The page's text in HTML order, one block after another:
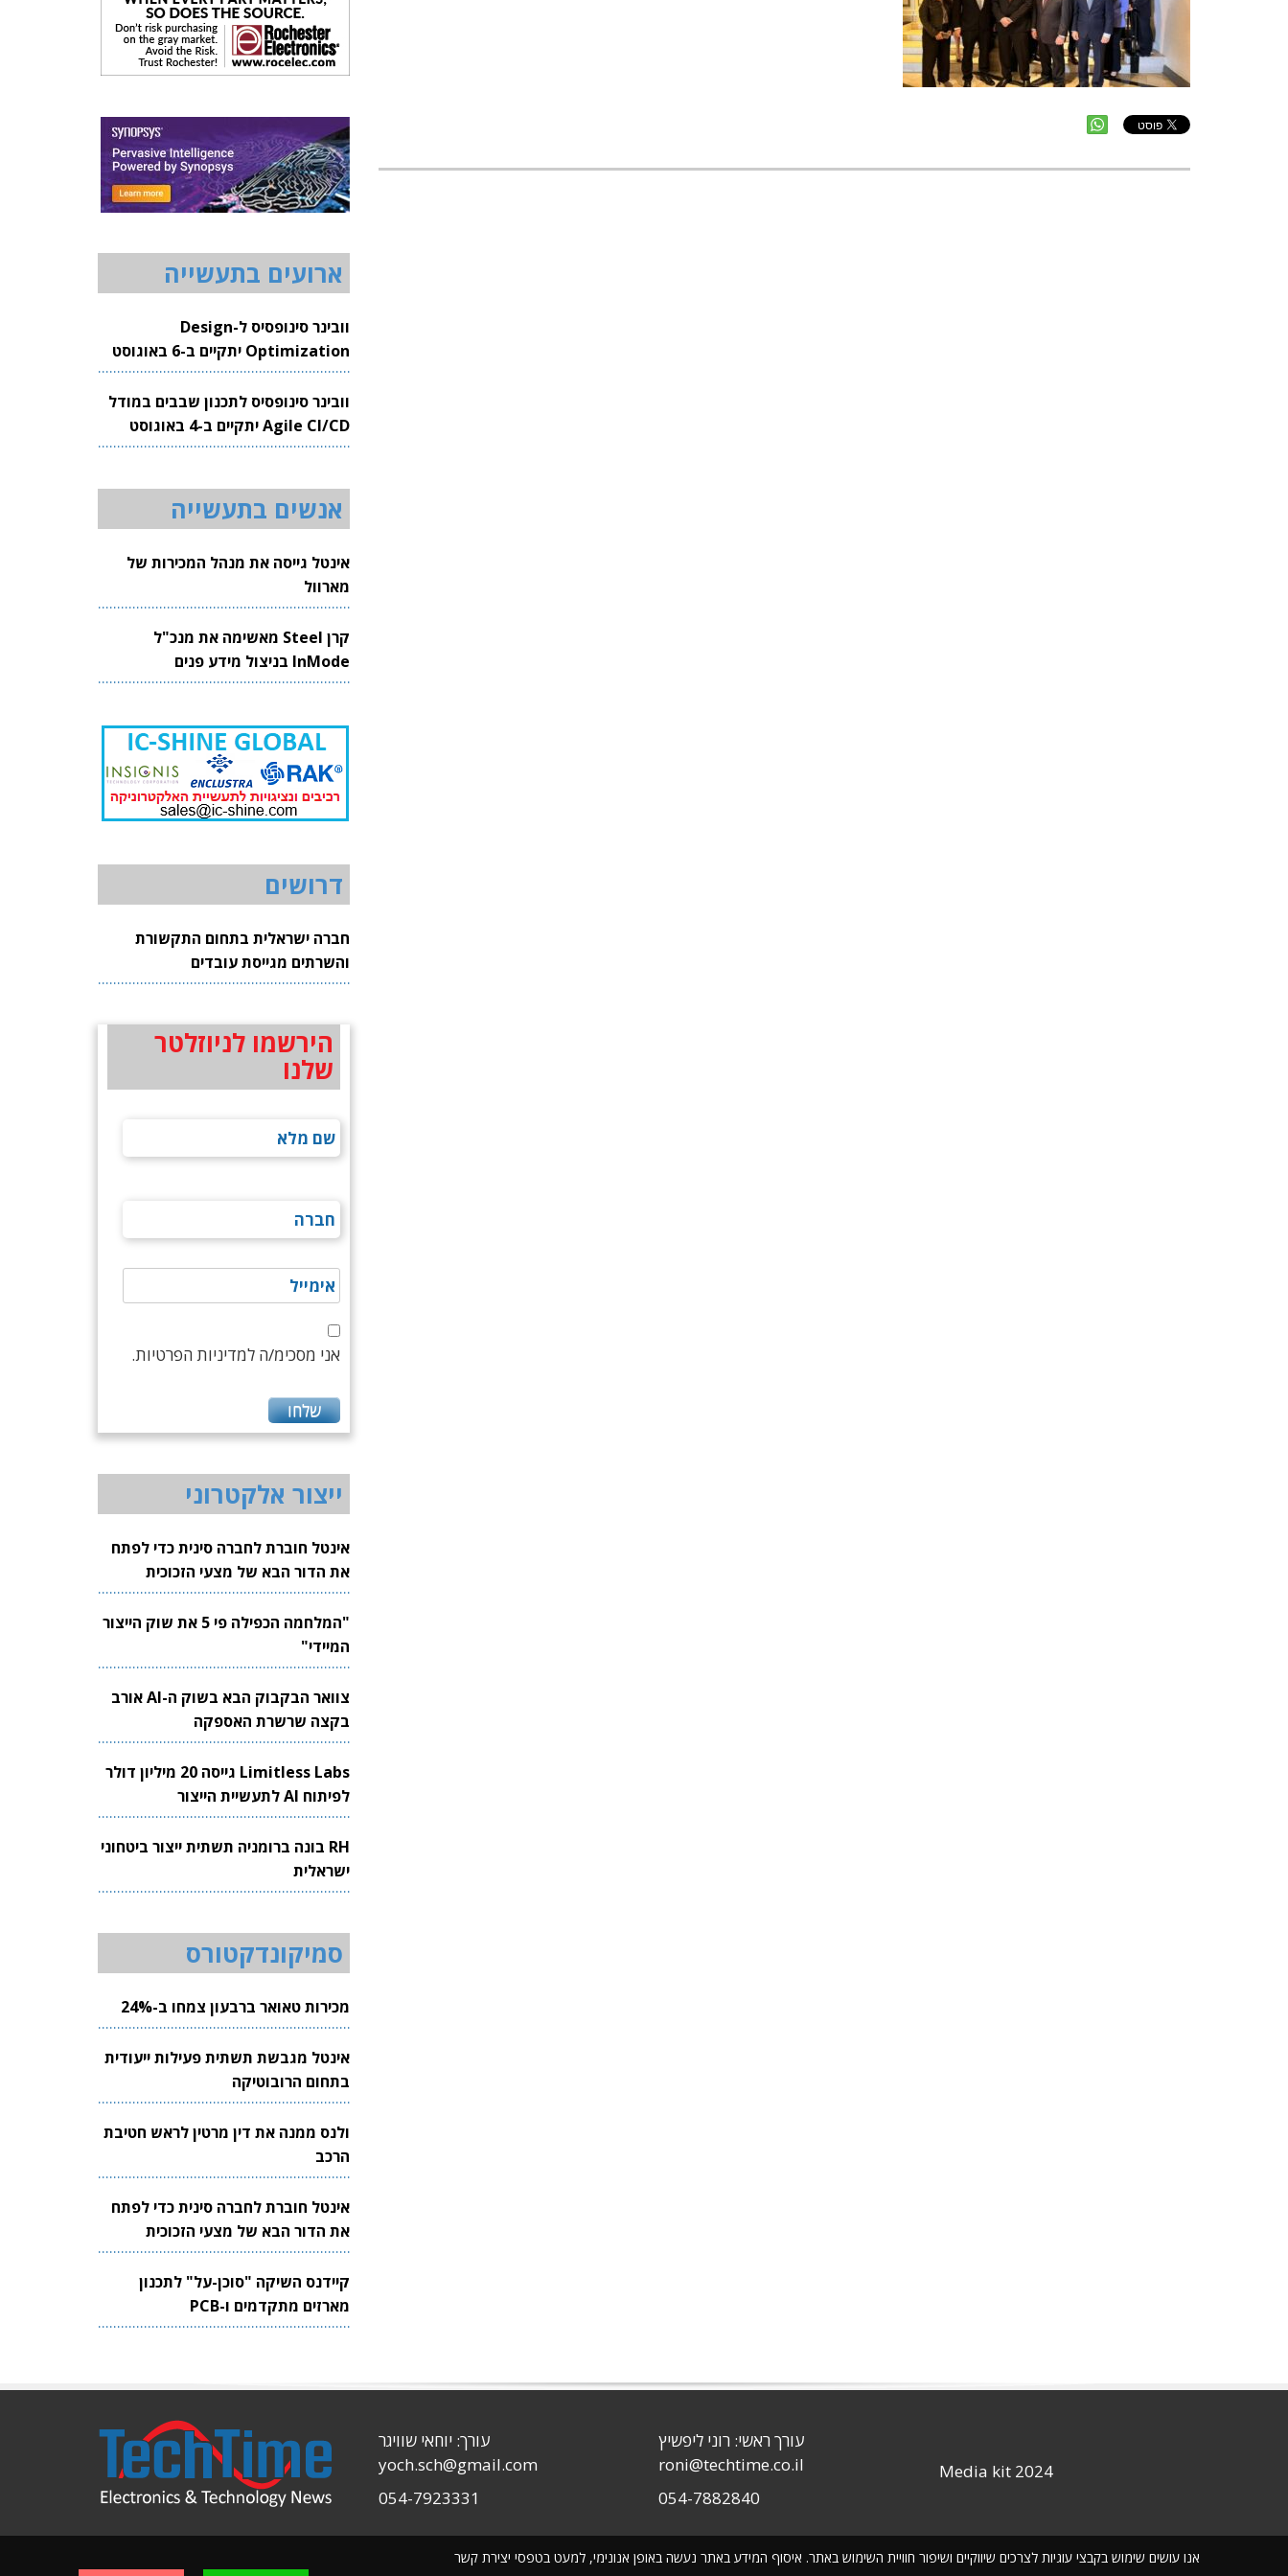
ארועים בתעשייה
וובינר סינופסיס ל-Design
Optimization יתקיים ב-6 באוגוסט
2026
וובינר סינופסיס לתכנון שבבים במודל
Agile CI/CD יתקיים ב-4 באוגוסט
2026
אנשים בתעשייה
אינטל גייסה את מנהל המכירות של
מארוול
קרן Steel מאשימה את מנכ"ל
InMode בניצול מידע פנים
דרושים
חברה ישראלית בתחום התקשורת
והשרתים מגייסת עובדים
הירשמו לניוזלטר
שלנו
אני מסכימ/ה למדיניות הפרטיות.
ייצור אלקטרוני
אינטל חוברת לחברה סינית כדי לפתח
את הדור הבא של מצעי הזכוכית
לשבבים
"המלחמה הכפילה פי 5 את שוק הייצור
המיידי"
צוואר הבקבוק הבא בשוק ה-AI אורב
בקצה שרשרת האספקה
Limitless Labs גייסה 20 מיליון דולר
לפיתוח AI לתעשיית הייצור
RH בונה ברומניה תשתית ייצור ביטחוני
ישראלית
סמיקונדקטורס
מכירות טאואר ברבעון צמחו ב-24%
אינטל מגבשת תשתית פעילות ייעודית
בתחום הרובוטיקה
ולנס ממנה את דין מרטין לראש חטיבת
הרכב
אינטל חוברת לחברה סינית כדי לפתח
את הדור הבא של מצעי הזכוכית
לשבבים
קיידנס השיקה "סוכן-על" לתכנון
מארזים מתקדמים ו-PCB
אנו עושים שימוש בקבצי עוגיות לצרכים שיווקיים ושיפור חוויית השימוש באתר. איסוף המידע באתר נעשה באופן אנונימי, למעט בטפסי יצירת קשר
Media kit 2024
עורך ראשי: רוני ליפשיץ
roni@techtime.co.il
054-7882840
עורך: יוחאי שוויגר
yoch.sch@gmail.com
054-7923331